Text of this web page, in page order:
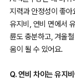
지력과 안정성이 좋
유지비, 연비 면에서
륜도 충분하고, 겨울
움이 될 수 있어요.
Q. 연비 차이는 유지